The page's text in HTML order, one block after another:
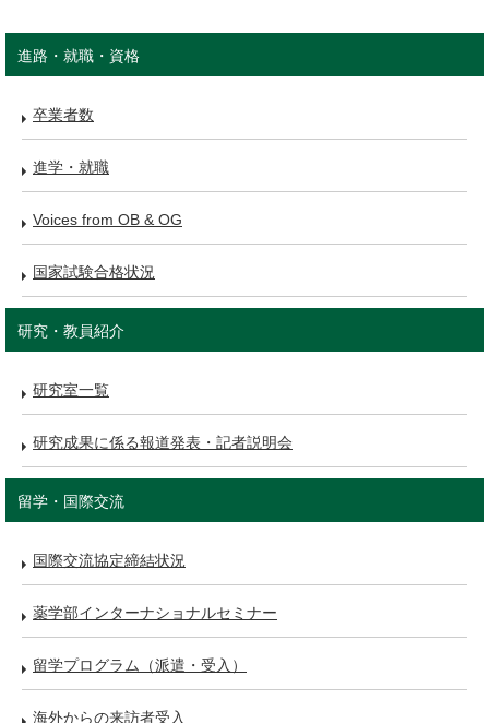
進路・就職・資格
卒業者数
進学・就職
Voices from OB & OG
国家試験合格状況
研究・教員紹介
研究室一覧
研究成果に係る報道発表・記者説明会
留学・国際交流
国際交流協定締結状況
薬学部インターナショナルセミナー
留学プログラム（派遣・受入）
海外からの来訪者受入